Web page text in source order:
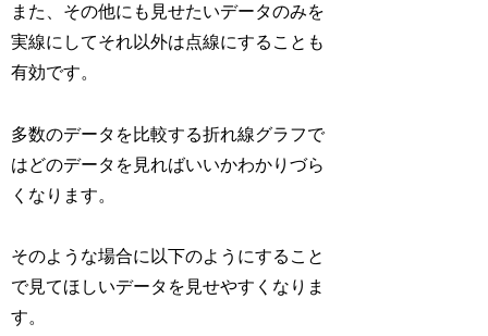
また、その他にも見せたいデータのみを
実線にしてそれ以外は点線にすることも
有効です。
多数のデータを比較する折れ線グラフで
はどのデータを見ればいいかわかりづら
くなります。
そのような場合に以下のようにすること
で見てほしいデータを見せやすくなりま
す。